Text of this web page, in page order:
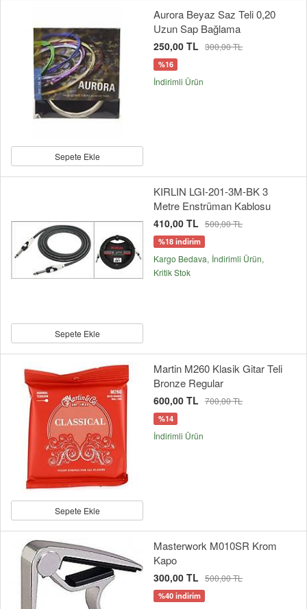
Sepete Ekle
Aurora Beyaz Saz Teli 0,20
Uzun Sap Bağlama
250,00 TL 300,00 TL
%16
İndirimli Ürün
Sepete Ekle
KIRLIN LGI-201-3M-BK 3
Metre Enstrüman Kablosu
410,00 TL 500,00 TL
%18 indirim
Kargo Bedava İndirimli Ürün
Kritik Stok
Sepete Ekle
Martin M260 Klasik Gitar Teli
Bronze Regular
600,00 TL 700,00 TL
%14
İndirimli Ürün
Masterwork M010SR Krom
Kapo
300,00 TL 500,00 TL
%40 indirim